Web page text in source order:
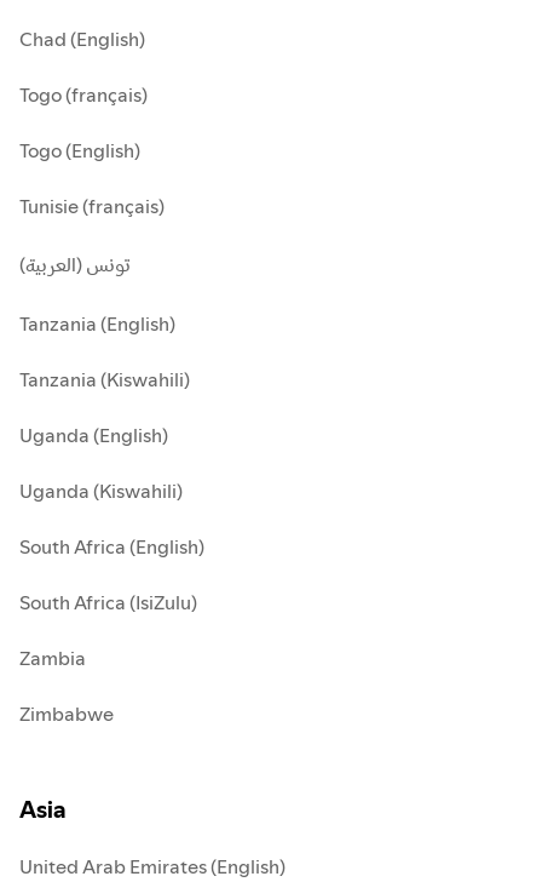
Chad (English)
Togo (français)
Togo (English)
Tunisie (français)
تونس (العربية)
Tanzania (English)
Tanzania (Kiswahili)
Uganda (English)
Uganda (Kiswahili)
South Africa (English)
South Africa (IsiZulu)
Zambia
Zimbabwe
Asia
United Arab Emirates (English)